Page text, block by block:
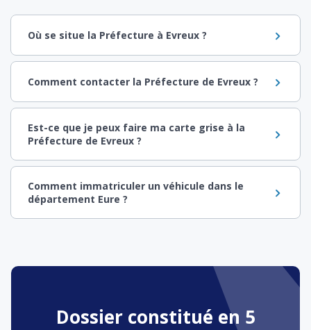
Où se situe la Préfecture à Evreux ?
Comment contacter la Préfecture de Evreux ?
Est-ce que je peux faire ma carte grise à la
Préfecture de Evreux ?
Comment immatriculer un véhicule dans le
département Eure ?
Dossier constitué en 5